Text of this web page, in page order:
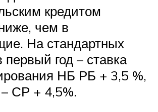
кредитом
чем в
На стандартных
первый год – ставка
НБ РБ + 3,5 %,
– СР + 4,5%.